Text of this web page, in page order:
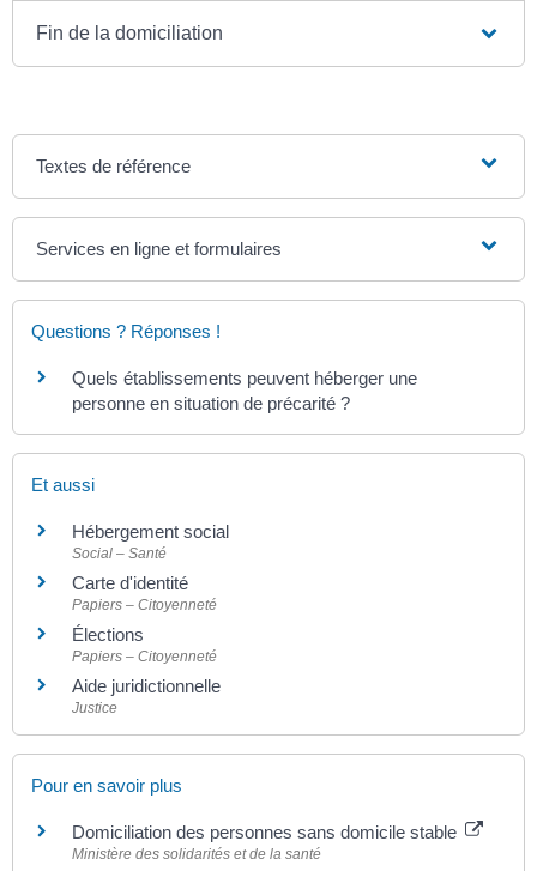
Fin de la domiciliation
Textes de référence
Services en ligne et formulaires
Questions ? Réponses !
Quels établissements peuvent héberger une
personne en situation de précarité ?
Et aussi
Hébergement social
Social – Santé
Carte d'identité
Papiers – Citoyenneté
Élections
Papiers – Citoyenneté
Aide juridictionnelle
Justice
Pour en savoir plus
Domiciliation des personnes sans domicile stable
Ministère des solidarités et de la santé